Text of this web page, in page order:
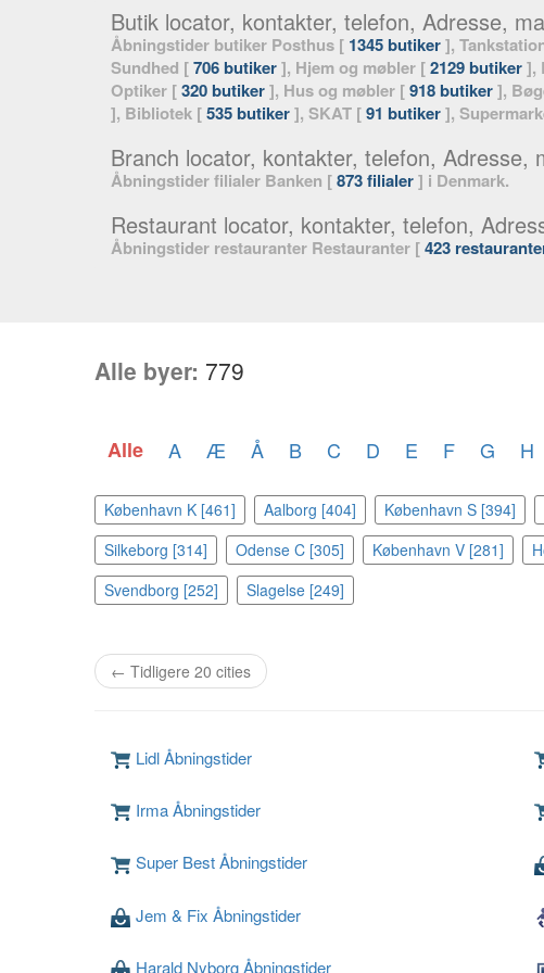
Butik locator, kontakter, telefon, Adresse,
Åbningstider butiker Posthus [ 1345 butiker],
Sundhed [706 butiker], Hjem og møbler [2129 butiker],
Optiker [320 butiker], Hus og møbler [918 butiker],
], Bibliotek [535 butiker], SKAT [91 butiker],
Branch locator, kontakter, telefon, Adresse,
Åbningstider filialer Banken [873 filialer] i Denmark.
Restaurant locator, kontakter, telefon,
Åbningstider restauranter Restauranter [423
Alle byer: 779
Alle A Æ Å B C D E F G H
København K [461] Aalborg [404] København S [394]
Silkeborg [314]
Odense C [305] København V [281]
Svendborg [252]
Slagelse [249]
← Tidligere 20 cities
Lidl Åbningstider
Irma Åbningstider
Super Best Åbningstider
Jem & Fix Åbningstider
Harald Nyborg Åbningstider